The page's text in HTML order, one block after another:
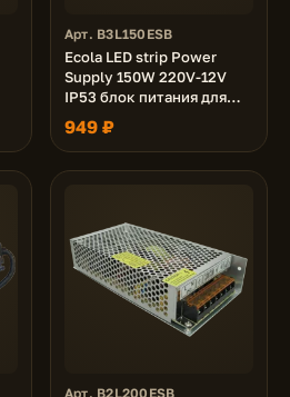
Арт. B3L150ESB
Ecola LED strip Power
Supply 150W 220V-12V
IP53 блок питания для
светодиодной ленты
949 ₽
Арт. B2L200ESB